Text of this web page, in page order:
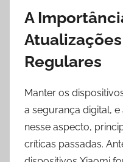
A
Regulares
Manter os
a segurança digital,
nesse aspecto,
críticas passadas.